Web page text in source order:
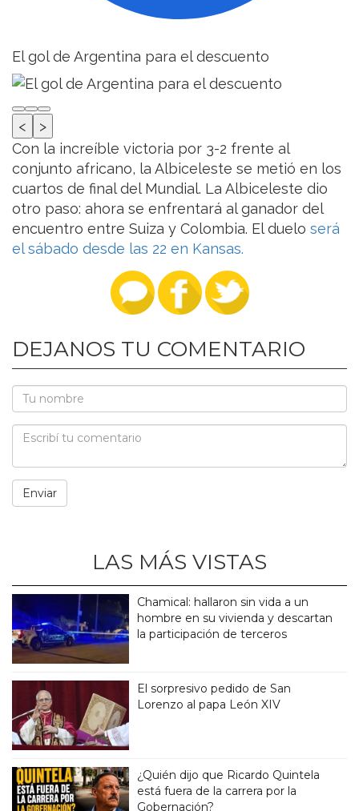
El gol de Argentina para el descuento
<
>
Con la increíble victoria por 3-2 frente al
conjunto africano, la Albiceleste se metió en los
cuartos de final del Mundial. La Albiceleste dio
otro paso: ahora se enfrentará al ganador del
encuentro entre Suiza y Colombia. El duelo será
el sábado desde las 22 en Kansas.
DEJANOS TU COMENTARIO
LAS MÁS VISTAS
Chamical: hallaron sin vida a un
hombre en su vivienda y descartan
la participación de terceros
El sorpresivo pedido de San
Lorenzo al papa León XIV
¿Quién dijo que Ricardo Quintela
está fuera de la carrera por la
Gobernación?